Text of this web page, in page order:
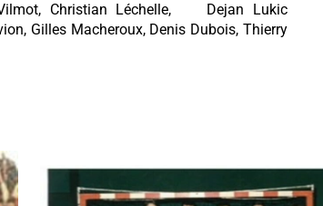
Vilmot, Christian Léchelle, Dejan Lukic
Gilles Macheroux, Denis Dubois, Thierry